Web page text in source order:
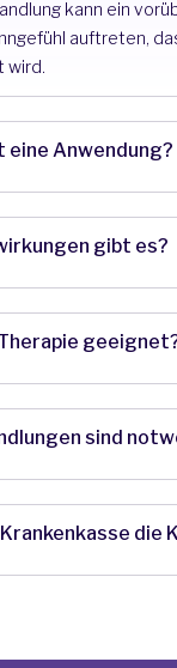
kann ein
auftreten,
wird.
Anwendung?
gibt es?
sind
die